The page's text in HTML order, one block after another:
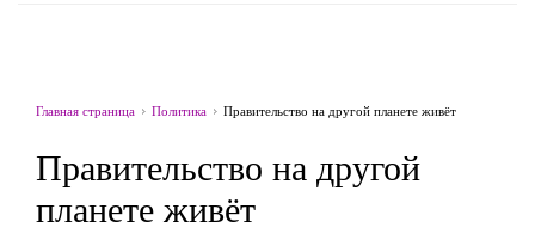
Главная страница Политика Правительство на другой планете живёт
Правительство на другой
планете живёт